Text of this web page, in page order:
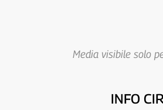
Media visibile solo
INFO